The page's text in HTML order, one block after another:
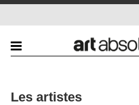
Les artistes